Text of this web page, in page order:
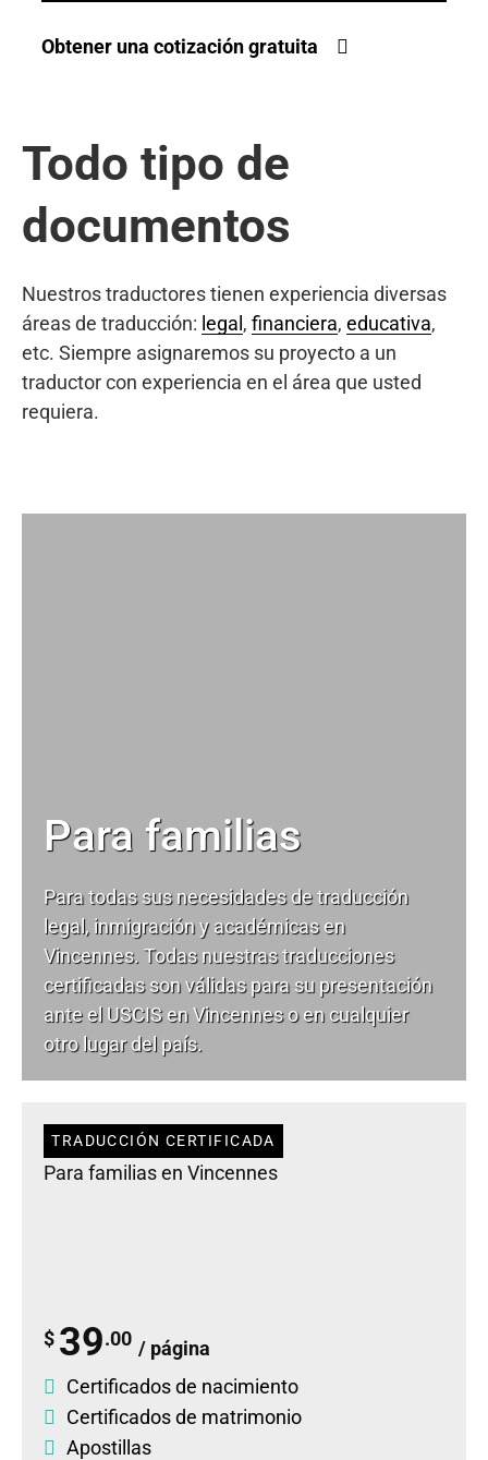
Obtener una cotización gratuita
Todo tipo de
documentos
Nuestros traductores tienen experiencia diversas
áreas de traducción: legal , financiera, educativa,
etc. Siempre asignaremos su proyecto a un
traductor con experiencia en el área que usted
requiera.
Para familias
Para todas sus necesidades detraducción
legal, inmigración y académicas en
Vincennes. Todas nuestras traducciones
certificadas son válidas para su presentación
ante el USCIS en Vincennes o en cualquier
otro lugar del país.
TRADUCCIÓN CERTIFICADA
Para familias en Vincennes
$ 39.00 / página
Certificados de nacimiento
Certificados de matrimonio
Apostillas